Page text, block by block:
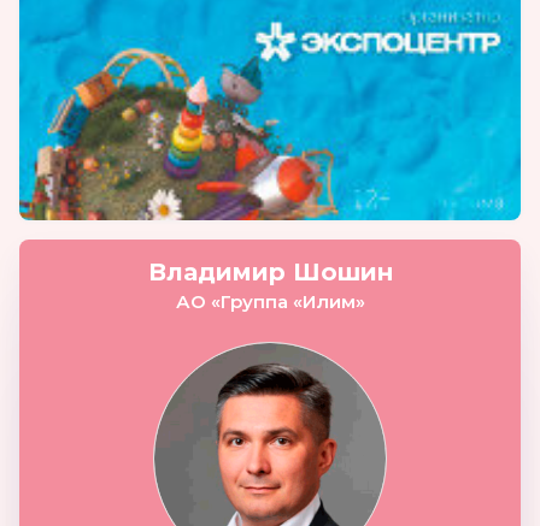
Владимир Шошин
АО «Группа «Илим»